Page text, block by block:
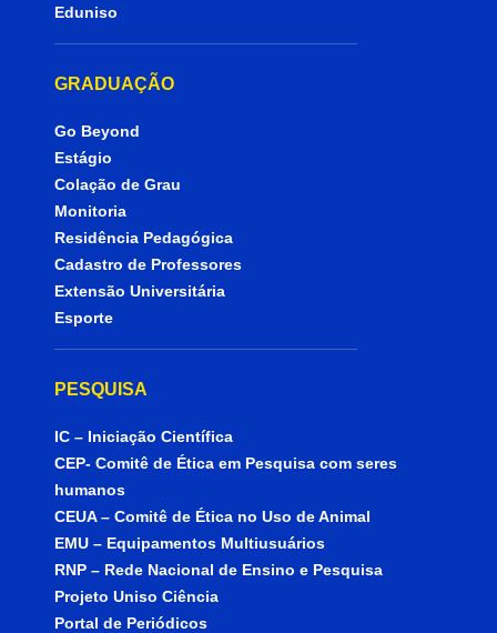
Eduniso
GRADUAÇÃO
Go Beyond
Estágio
Colação de Grau
Monitoria
Residência Pedagógica
Cadastro de Professores
Extensão Universitária
Esporte
PESQUISA
IC – Iniciação Científica
CEP- Comitê de Ética em Pesquisa com seres
humanos
CEUA – Comitê de Ética no Uso de Animal
EMU – Equipamentos Multiusuários
RNP – Rede Nacional de Ensino e Pesquisa
Projeto Uniso Ciência
Portal de Periódicos